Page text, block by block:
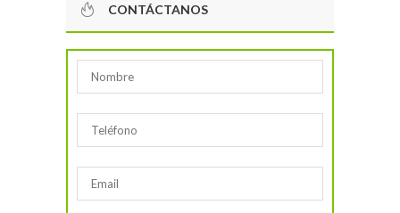
CONTÁCTANOS